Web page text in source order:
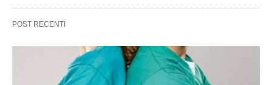
POST RECENTI